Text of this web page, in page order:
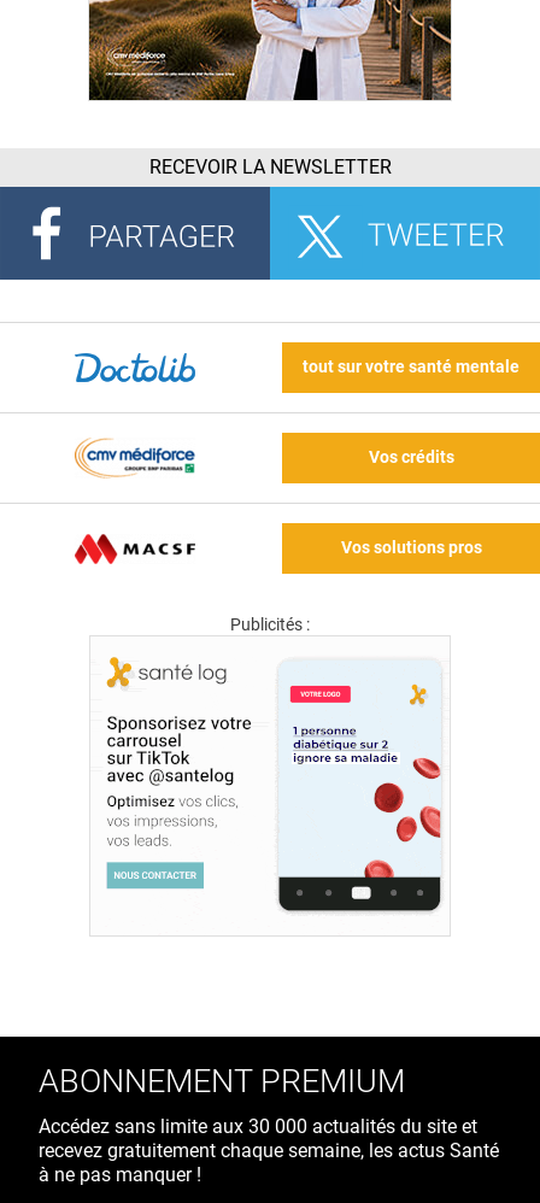
RECEVOIR LA NEWSLETTER
tout sur votre santé mentale
Vos crédits
Vos solutions pros
Publicités :
ABONNEMENT PREMIUM
Accédez sans limite aux 30 000 actualités du site et
recevez gratuitement chaque semaine, les actus Santé
à ne pas manquer !